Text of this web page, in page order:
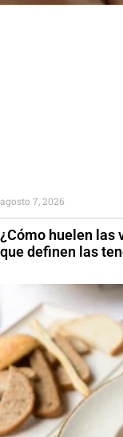
¿Cómo huelen las
que definen las
agosto 7, 2026